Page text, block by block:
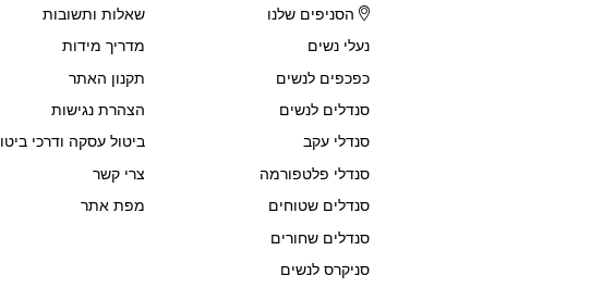
הסניפים שלנו
נעלי נשים
כפכפים לנשים
סנדלים לנשים
סנדלי עקב
סנדלי פלטפורמה
סנדלים שטוחים
סנדלים שחורים
סניקרס לנשים
שאלות ותשובות
מדריך מידות
תקנון האתר
הצהרת נגישות
ביטול עסקה ודרכי
צרי קשר
מפת אתר